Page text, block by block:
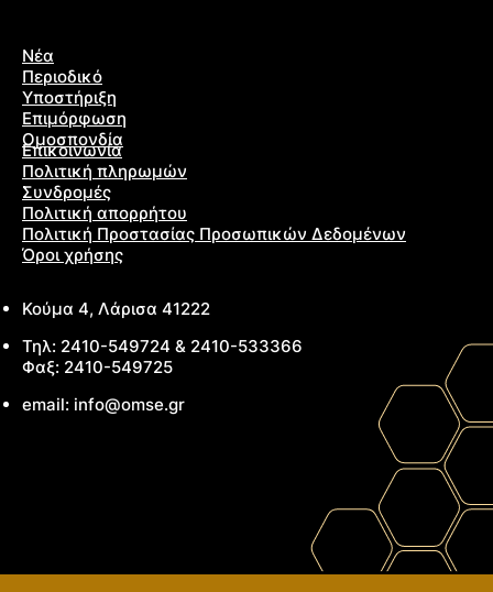
Νέα
Περιοδικό
Υποστήριξη
Επιμόρφωση
Ομοσπονδία
Επικοινωνία
Πολιτική πληρωμών
Συνδρομές
Πολιτική απορρήτου
Πολιτική Προστασίας Προσωπικών Δεδομένων
Όροι χρήσης
Κούμα 4, Λάρισα 41222
Τηλ: 2410-549724 & 2410-533366
Φαξ: 2410-549725
email: info@omse.gr